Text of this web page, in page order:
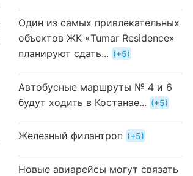
Один из самых привлекательных
объектов ЖК «Tumar Residence»
планируют сдать...
+5
Автобусные маршруты № 4 и 6
будут ходить в Костанае...
+5
Железный филантроп +5
Новые авиарейсы могут связать